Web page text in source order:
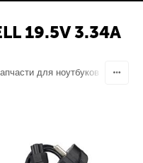
19.5V 3.34A
для ноутбуков Блоки